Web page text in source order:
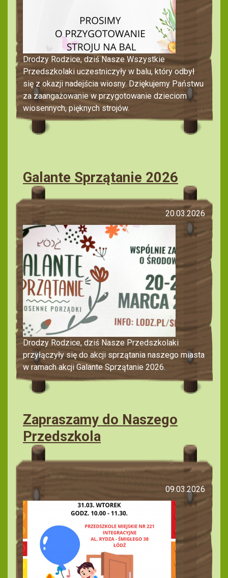
Drodzy Rodzice, dziś Nasze Wszystkie
Przedszkolaki uczestniczyły w balu, który odbył
się z okazji nadejścia wiosny. Dziękujemy Państwu
za zaangażowanie w przygotowanie dzieciom
wiosennych, pięknych strojów.
Galante Sprzątanie 2026
20.03.2026
Drodzy Rodzice, dziś Nasze Przedszkolaki
przyłączyły się do akcji sprzątania naszego miasta
w ramach akcji Galante Sprzątanie 2026.
Zapraszamy do Naszego
Przedszkola
09.03.2026